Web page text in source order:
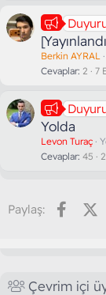
Berkin AYRAL
Cevaplar 2 7
Yolda
Levon Turaç
Cevaplar 45
Paylaş:
Çevrim içi